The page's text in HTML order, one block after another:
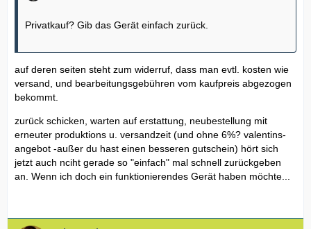
Privatkauf? Gib das Gerät einfach zurück.
auf deren seiten steht zum widerruf, dass man evtl. kosten wie
versand, und bearbeitungsgebühren vom kaufpreis abgezogen
bekommt.
zurück schicken, warten auf erstattung, neubestellung mit
erneuter produktions u. versandzeit (und ohne 6%? valentins-
angebot -außer du hast einen besseren gutschein) hört sich
jetzt auch nciht gerade so "einfach" mal schnell zurückgeben
an. Wenn ich doch ein funktionierendes Gerät haben möchte...